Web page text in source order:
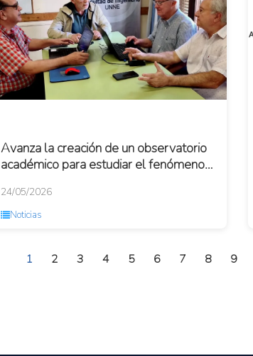
Avanza la creación de un observatorio
académico para estudiar el fenómeno
24/05/2026
Noticias
1 2 3 4 5 6 7 8 9